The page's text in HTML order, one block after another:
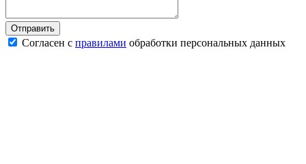
Согласен с правилами обработки персональных данных